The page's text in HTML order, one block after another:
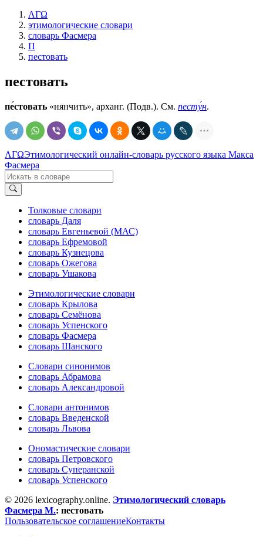
ΛΓΩ
этимологические словари
словарь Фасмера
П
пестовать
пестовать
пе́стовать «нянчить», арханг. (Подв.). См. песту́н.
ΛΓΩЭтимологический онлайн-словарь русского языка Макса
Фасмера
Толковые словари
словарь Даля
словарь Евгеньевой (МАС)
словарь Ефремовой
словарь Кузнецова
словарь Ожегова
словарь Ушакова
Этимологические словари
словарь Крылова
словарь Семёнова
словарь Успенского
словарь Фасмера
словарь Шанского
Словари синонимов
словарь Абрамова
словарь Александровой
Словари антонимов
словарь Введенской
словарь Львова
Ономастические словари
словарь Петровского
словарь Суперанской
словарь Успенского
© 2026 lexicography.online. Этимологический словарь
Фасмера М.: пестовать
Пользовательское соглашениеКонтакты